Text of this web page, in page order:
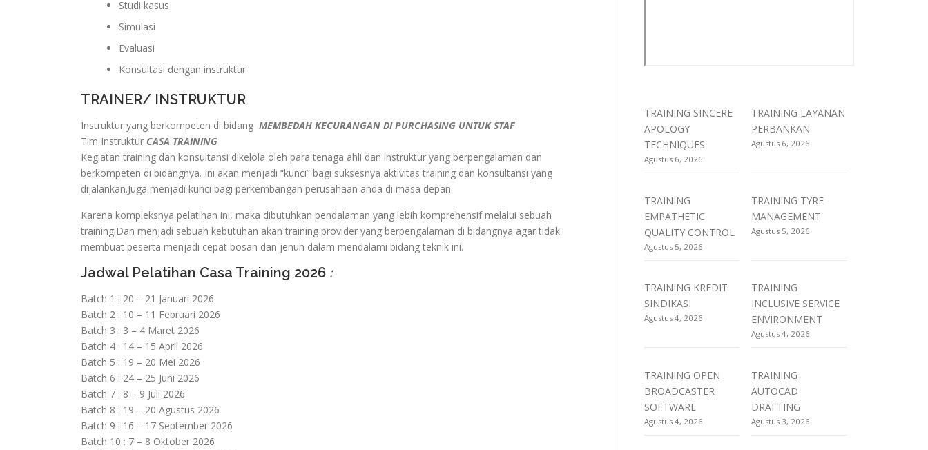
Studi kasus
Simulasi
Evaluasi
Konsultasi dengan instruktur
TRAINER/ INSTRUKTUR
Instruktur yang berkompeten di bidang MEMBEDAH KECURANGAN DI PURCHASING UNTUK STAF
Tim Instruktur CASA TRAINING
Kegiatan training dan konsultansi dikelola oleh para tenaga ahli dan instruktur yang berpengalaman dan
berkompeten di bidangnya. Ini akan menjadi “kunci” bagi suksesnya aktivitas training dan konsultansi yang
dijalankan.Juga menjadi kunci bagi perkembangan perusahaan anda di masa depan.
Karena kompleksnya pelatihan ini, maka dibutuhkan pendalaman yang lebih komprehensif melalui sebuah
training.Dan menjadi sebuah kebutuhan akan training provider yang berpengalaman di bidangnya agar tidak
membuat peserta menjadi cepat bosan dan jenuh dalam mendalami bidang teknik ini.
Jadwal Pelatihan Casa Training 2026 :
Batch 1 : 20 – 21 Januari 2026
Batch 2 : 10 – 11 Februari 2026
Batch 3 : 3 – 4 Maret 2026
Batch 4 : 14 – 15 April 2026
Batch 5 : 19 – 20 Mei 2026
Batch 6 : 24 – 25 Juni 2026
Batch 7 : 8 – 9 Juli 2026
Batch 8 : 19 – 20 Agustus 2026
Batch 9 : 16 – 17 September 2026
Batch 10 : 7 – 8 Oktober 2026
TRAINING SINCERE
APOLOGY
TECHNIQUES
Agustus 6, 2026
TRAINING LAYANAN
PERBANKAN
Agustus 6, 2026
TRAINING
EMPATHETIC
QUALITY CONTROL
Agustus 5, 2026
TRAINING TYRE
MANAGEMENT
Agustus 5, 2026
TRAINING KREDIT
SINDIKASI
Agustus 4, 2026
TRAINING
INCLUSIVE SERVICE
ENVIRONMENT
Agustus 4, 2026
TRAINING OPEN
BROADCASTER
SOFTWARE
Agustus 4, 2026
TRAINING
AUTOCAD
DRAFTING
Agustus 3, 2026